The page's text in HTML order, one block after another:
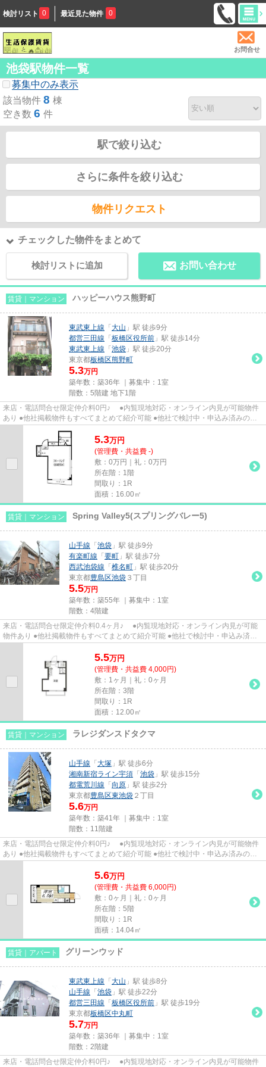
検討リスト 0 最近見た物件 0
お問合せ
池袋駅物件一覧
募集中のみ表示
該当物件 8 棟
空き数 6 件
駅で絞り込む
さらに条件を絞り込む
物件リクエスト
チェックした物件をまとめて
検討リストに追加 お問い合わせ
賃貸｜マンション ハッピーハウス熊野町
東武東上線 「 大山 」駅 徒歩9分
都営三田線 「 板橋区役所前 」駅 徒歩14分
東武東上線 「 池袋 」駅 徒歩20分
東京都板橋区熊野町
5.3万円
築年数：築36年 ｜募集中： 1室
階数：5階建 地下1階
来店・電話問合せ限定仲介料0円♪ ●内覧現地対応・オンライン内見が可能物件
あり ●他社掲載物件もすべてまとめて紹介可能 ●他社で検討中・申込み済みのお
5.3万円
(管理費・共益費 -)
敷：0万円｜礼：0万円
所在階：1階
間取り：1R
面積：16.00㎡
賃貸｜マンション Spring Valley5(スプリングバレー5)
山手線 「 池袋 」駅 徒歩9分
有楽町線 「 要町 」駅 徒歩7分
西武池袋線 「 椎名町 」駅 徒歩20分
東京都豊島区池袋 ３丁目
5.5万円
築年数：築55年 ｜募集中： 1室
階数：4階建
来店・電話問合せ限定仲介料0.4ヶ月♪ ●内覧現地対応・オンライン内見が可能
物件あり ●他社掲載物件もすべてまとめて紹介可能 ●他社で検討中・申込み済み
5.5万円
(管理費・共益費 4,000円)
敷：1ヶ月｜礼：0ヶ月
所在階：3階
間取り：1R
面積：12.00㎡
賃貸｜マンション ラレジダンスドタクマ
山手線 「 大塚 」駅 徒歩6分
湘南新宿ライン宇須 「 池袋 」駅 徒歩15分
都電荒川線 「 向原 」駅 徒歩2分
東京都豊島区東池袋 ２丁目
5.6万円
築年数：築41年 ｜募集中： 1室
階数：11階建
来店・電話問合せ限定仲介料0円♪ ●内覧現地対応・オンライン内見が可能物件
あり ●他社掲載物件もすべてまとめて紹介可能 ●他社で検討中・申込み済みのお
5.6万円
(管理費・共益費 6,000円)
敷：0ヶ月｜礼：0ヶ月
所在階：5階
間取り：1R
面積：14.04㎡
賃貸｜アパート グリーンウッド
東武東上線 「 大山 」駅 徒歩8分
山手線 「 池袋 」駅 徒歩22分
都営三田線 「 板橋区役所前 」駅 徒歩19分
東京都板橋区中丸町
5.7万円
築年数：築36年 ｜募集中： 1室
階数：2階建
来店・電話問合せ限定仲介料0円♪ ●内覧現地対応・オンライン内見が可能物件